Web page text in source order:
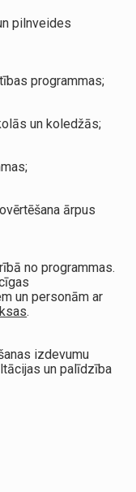
pilnveides
programmas;
un koledžās;
ārpus
no programmas.
un personām ar
.
izdevumu
un palīdzība